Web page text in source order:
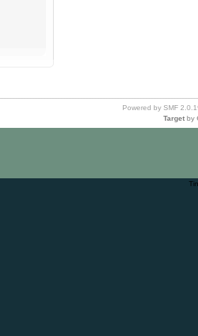
Powered by SMF
Target by